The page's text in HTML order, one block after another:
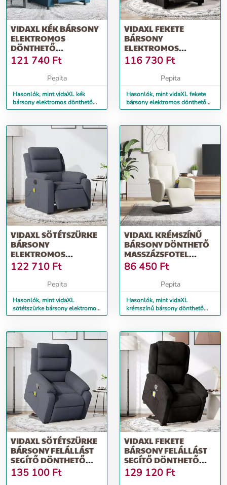
VIDAXL KÉK BÁRSONY
ELEKTROMOS
DÖNTHETŐ
MASSZÁZSFOTEL
121 740 Ft
Pepita
Hasonlók, mint vidaXL kék
bársony elektromos dönthető
masszázsfotel
VIDAXL FEKETE
BÁRSONY
ELEKTROMOS
DÖNTHETŐ
MASSZÁZSFOTEL
116 730 Ft
Pepita
Hasonlók, mint vidaXL fekete
bársony elektromos dönthető
masszázsfotel
VIDAXL SÖTÉTSZÜRKE
BÁRSONY
ELEKTROMOS
DÖNTHETŐ
MASSZÁZSFOTEL
122 710 Ft
Pepita
Hasonlók, mint vidaXL
sötétszürke bársony elektromos
dönthető masszázsfotel
VIDAXL KRÉMSZÍNŰ
BÁRSONY DÖNTHETŐ
MASSZÁZSFOTEL
LÁBTARTÓVAL
86 450 Ft
Pepita
Hasonlók, mint vidaXL
krémszínű bársony dönthető
masszázsfotel lábtartóval
VIDAXL SÖTÉTSZÜRKE
BÁRSONY FELÁLLÁST
SEGÍTŐ DÖNTHETŐ
MASSZÁZSFOTEL
135 100 Ft
VIDAXL FEKETE
BÁRSONY FELÁLLÁST
SEGÍTŐ DÖNTHETŐ
MASSZÁZSFOTEL
129 120 Ft